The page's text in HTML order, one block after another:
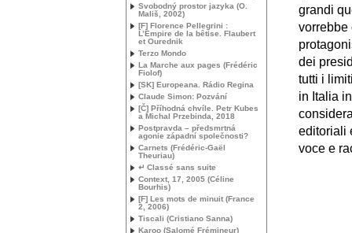
grandi
vorrebbe
dei
tutti i
in Italia
editoriali
voce e
Svobodný prostor jazyka (O.
Mališ, 2002)
[F] Florence Pellegrini :
L’Empire de la bêtise. Flaubert
et Ourednik
Terzo Mondo
La Marche aux pages (Frédéric
Fiolof)
[SK] Europeana. Rádio Regina
Claude Simon: Pozvání
[Č] Příhodná chvíle. Petr Kubes
a Michal Przebinda, 2018
Postpravda – předsmrtná
agonie západní společnosti?
Carnets (Frédéric-Gaël
Theuriau)
↵ Classé sans suite
Context, 17, 2005 (Céline
Bourhis)
[F] Les mots de minuit (France
2, 2006)
Tiscali (Cristiano Sanna)
Karoo (Salomé Frémineur)